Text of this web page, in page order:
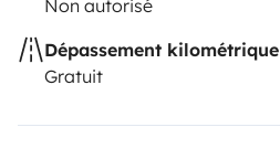
Non autorisé
Dépassement kilométrique
Gratuit